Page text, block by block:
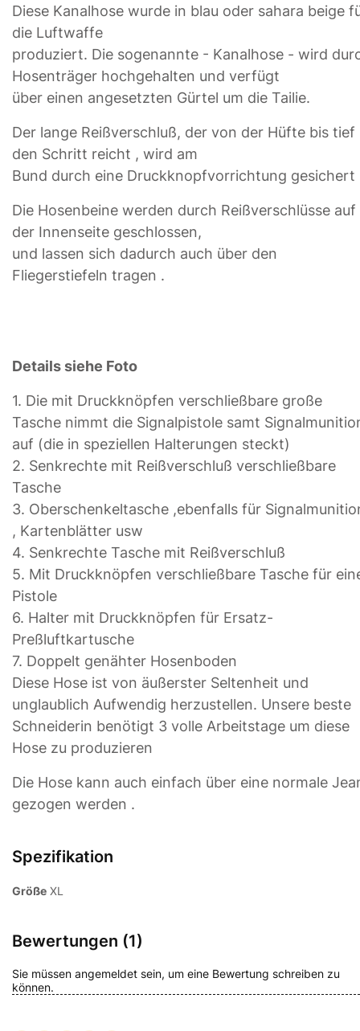
Diese Kanalhose wurde in blau oder sahara beige
die Luftwaffe
produziert. Die sogenannte - Kanalhose - wird
Hosenträger hochgehalten und verfügt
über einen angesetzten Gürtel um die Tailie.
Der lange Reißverschluß, der von der Hüfte bis tief
den Schritt reicht , wird am
Bund durch eine Druckknopfvorrichtung gesichert
Die Hosenbeine werden durch Reißverschlüsse auf
der Innenseite geschlossen,
und lassen sich dadurch auch über den
Fliegerstiefeln tragen .
Details siehe Foto
1. Die mit Druckknöpfen verschließbare große
Tasche nimmt die Signalpistole samt
auf (die in speziellen Halterungen steckt)
2. Senkrechte mit Reißverschluß verschließbare
Tasche
3. Oberschenkeltasche ,ebenfalls für
, Kartenblätter usw
4. Senkrechte Tasche mit Reißverschluß
5. Mit Druckknöpfen verschließbare Tasche für
Pistole
6. Halter mit Druckknöpfen für Ersatz-
Preßluftkartusche
7. Doppelt genähter Hosenboden
Diese Hose ist von äußerster Seltenheit und
unglaublich Aufwendig herzustellen. Unsere beste
Schneiderin benötigt 3 volle Arbeitstage um diese
Hose zu produzieren
Die Hose kann auch einfach über eine normale
gezogen werden .
Spezifikation
Größe XL
Bewertungen (1)
Sie müssen angemeldet sein, um eine Bewertung schreiben zu
können.